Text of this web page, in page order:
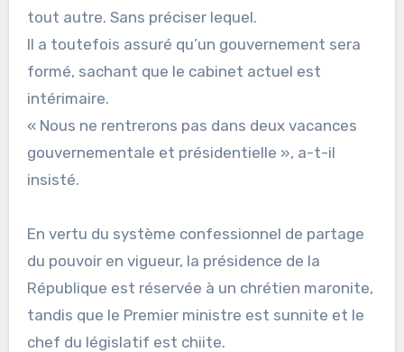
tout autre. Sans préciser lequel.
Il a toutefois assuré qu’un gouvernement sera
formé, sachant que le cabinet actuel est
intérimaire.
« Nous ne rentrerons pas dans deux vacances
gouvernementale et présidentielle », a-t-il
insisté.
En vertu du système confessionnel de partage
du pouvoir en vigueur, la présidence de la
République est réservée à un chrétien maronite,
tandis que le Premier ministre est sunnite et le
chef du législatif est chiite.